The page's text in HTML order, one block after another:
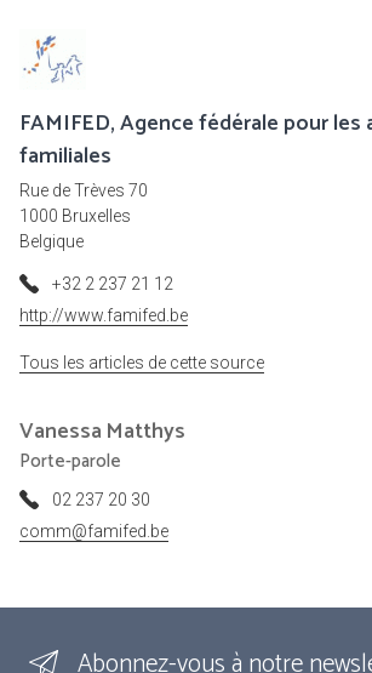
FAMIFED, Agence fédérale pour
familiales
Rue de Trèves 70
1000 Bruxelles
Belgique
+32 2 237 21 12
http://www.famifed.be
Tous les articles de cette source
Vanessa Matthys
Porte-parole
02 237 20 30
comm@famifed.be
Abonnez-vous à notre